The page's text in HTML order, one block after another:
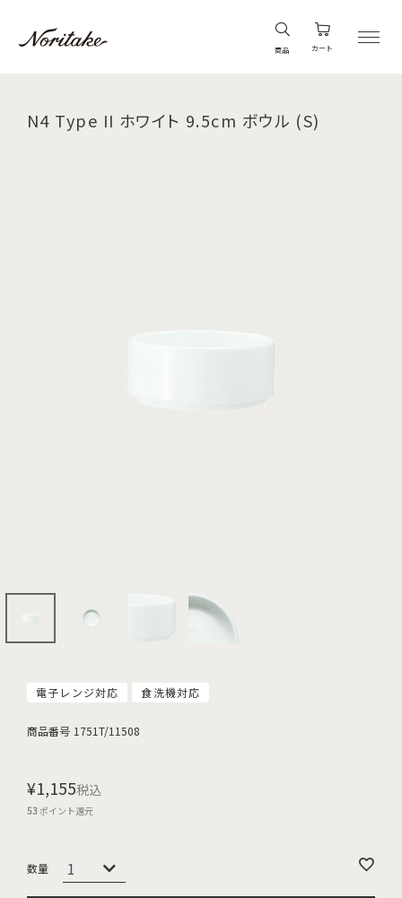
商品 カート
N4 Type II ホワイト 9.5cm ボウル (S)
電子レンジ対応 食洗機対応
商品番号 1751T/11508
¥1,155税込
53ポイント還元